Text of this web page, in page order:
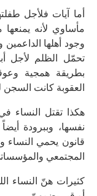
أما آيات فلأجل
مأساوي لأنه يمنعها
وجود أهلها
تحمّل الظلم لأجل
بطريقة همجية
العقوبة كانت
هكذا تقتل النساء
نفسها، وببرودة
قانون يحمي النساء
المجتمعي
كثيرات هنّ النساء